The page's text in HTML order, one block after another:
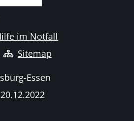
im Notfall
Sitemap
Essen